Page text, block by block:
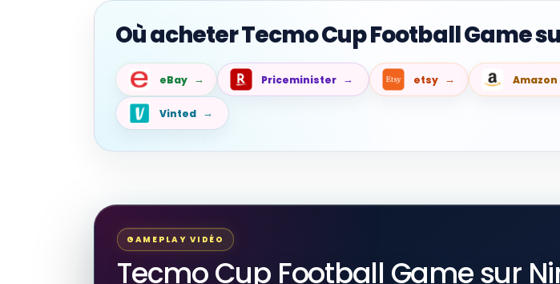
Où acheter Tecmo Cup Football Game
eBay Priceminister etsy Amazon
Vinted
GAMEPLAY VIDÉO
Tecmo Cup Football Game sur